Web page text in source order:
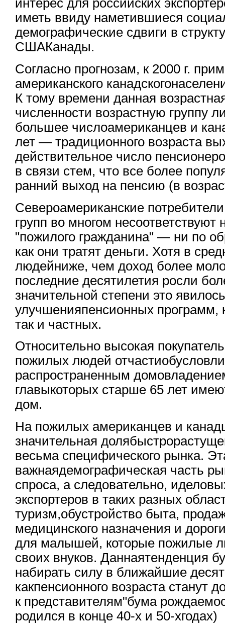
интерес для российских
иметь ввиду наметившиеся
демографические сдвиги в
СШАКанады.
Согласно прогнозам, к 2000 г.
американского
К тому времени данная
численности возрастную группу
большее числоамериканцев и
лет — традиционного возраста
действительное число
в связи стем, что все более
ранний выход на пенсию (в
Североамериканские
групп во многом
"пожилого гражданина" — ни по
как они тратят деньги. Хотя в
людейниже, чем доход более
последние десятилетия росли
значительной степени это
улучшенияпенсионных программ,
так и частных.
Относительно высокая
пожилых людей
распространенным
главыкоторых старше 65 лет
дом.
На пожилых американцев и
значительная
весьма специфического рынка.
важнаядемографическая часть
спроса, а следовательно,
экспортеров в таких разных
туризм,обустройство быта,
медицинского назначения и
для малышей, которые пожилые
своих внуков. Даннаятенденция
набирать силу в ближайшие
какпенсионного возраста станут
к представителям"бума
родился в конце 40-х и 50-хгодах)